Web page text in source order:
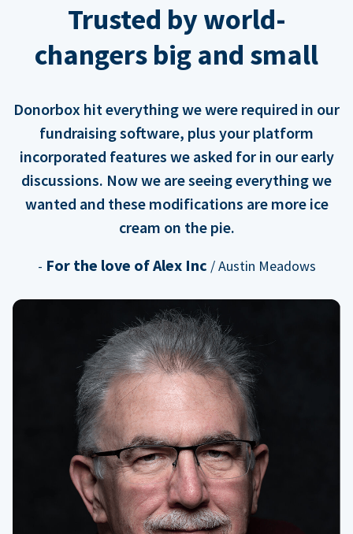
Trusted by world-
changers big and small
Donorbox hit everything we were required in our
fundraising software, plus your platform
incorporated features we asked for in our early
discussions. Now we are seeing everything we
wanted and these modifications are more ice
cream on the pie.
- For the love of Alex Inc / Austin Meadows